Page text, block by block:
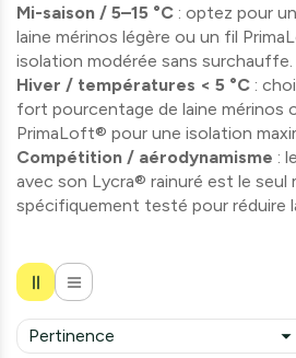
Mi-saison / 5–15 °C : optez pour
laine mérinos légère ou un fil
isolation modérée sans surchauffe.
Hiver / températures < 5 °C :
fort pourcentage de laine mérinos
PrimaLoft® pour une isolation
Compétition / aérodynamisme :
avec son Lycra® rainuré est le seul
spécifiquement testé pour réduire
Pertinence 